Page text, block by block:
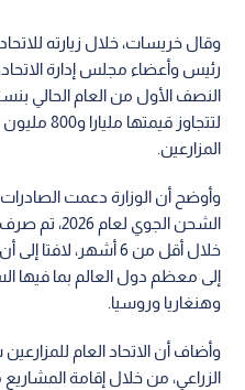
وقال خريسات، خلال زيارته للاتحاد
رئيس وأعضاء مجلس إدارة
لتتجاوز
المزارعين.
وأوضح أن الوزارة دعمت الصادرات
الشحن الجوي
خلال أقل من 6 أشهر،
إلى معظم دول العالم بما فيها
وهنغاريا وروسيا.
وأضاف أن الاتحاد العام
الزراعي، من خلال إقامة